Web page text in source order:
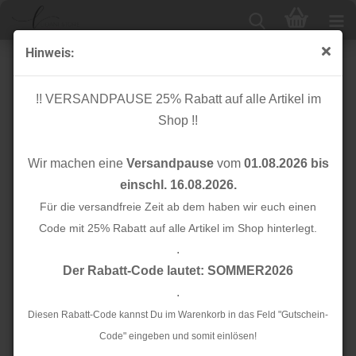
Hinweis:
!! VERSANDPAUSE 25% Rabatt auf alle Artikel im
Shop !!
Wir machen eine Versandpausevom 01.08.2026 bis
einschl. 16.08.2026.
Für die versandfreie Zeit ab dem haben wir euch einen
Code mit 25% Rabatt auf alle Artikel im Shop hinterlegt.
.
Der Rabatt-Code lautet: SOMMER2026
.
Diesen Rabatt-Code kannst Du im Warenkorb in das Feld "Gutschein-
Code" eingeben und somit einlösen!
Satinband - Hoodieband - rot - 25 mm